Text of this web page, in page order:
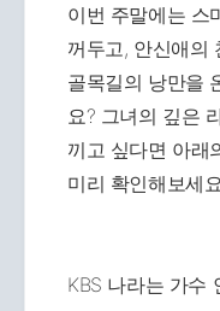
이번 주말에는 스
꺼두고, 안신애의
골목길의 낭만을
요? 그녀의 깊은
끼고 싶다면 아래
미리 확인해보세
KBS 나라는 가수